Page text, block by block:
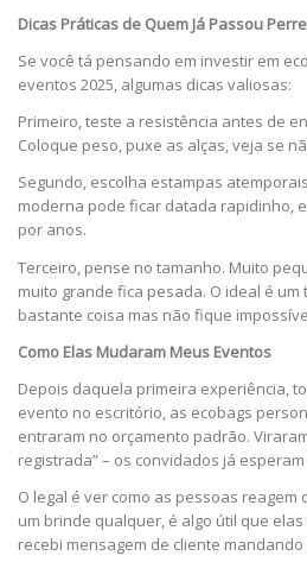
Dicas Práticas de Quem Já Passou
Se você tá pensando em investir em
eventos 2025, algumas dicas valiosas:
Primeiro, teste a resistência antes de
Coloque peso, puxe as alças, veja se
Segundo, escolha estampas
moderna pode ficar datada rapidinho,
por anos.
Terceiro, pense no tamanho. Muito
muito grande fica pesada. O ideal é
bastante coisa mas não fique
Como Elas Mudaram Meus Eventos
Depois daquela primeira experiência,
evento no escritório, as ecobags
entraram no orçamento padrão.
registrada” – os convidados já
O legal é ver como as pessoas reagem
um brinde qualquer, é algo útil que elas
recebi mensagem de cliente